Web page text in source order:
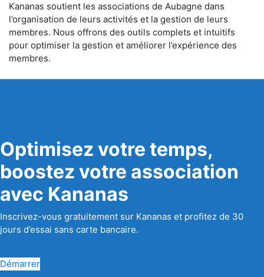
Kananas soutient les associations de Aubagne dans
l’organisation de leurs activités et la gestion de leurs
membres. Nous offrons des outils complets et intuitifs
pour optimiser la gestion et améliorer l’expérience des
membres.
Optimisez votre temps,
boostez votre association
avec Kananas
Inscrivez-vous gratuitement sur Kananas et profitez de 30
jours d’essai sans carte bancaire.
Démarrer